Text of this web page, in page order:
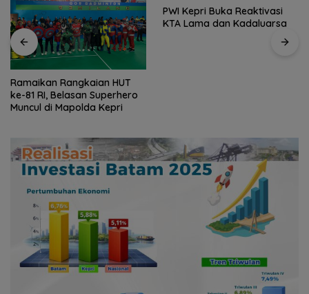
Ramaikan Rangkaian HUT
ke-81 RI, Belasan Superhero
Muncul di Mapolda Kepri
PWI Kepri Buka Reaktivasi
KTA Lama dan Kadaluarsa